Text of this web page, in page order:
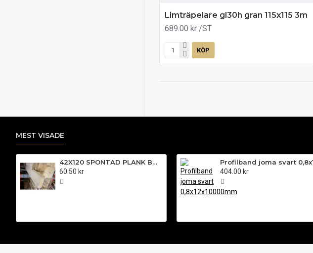
Limträpelare gl30h gran 115x115 3m
689.00 kr /ST
KÖP
MEST VISADE
42X120 SPONTAD PLANK BOX SPONT L=
60.50 kr
404.00 kr